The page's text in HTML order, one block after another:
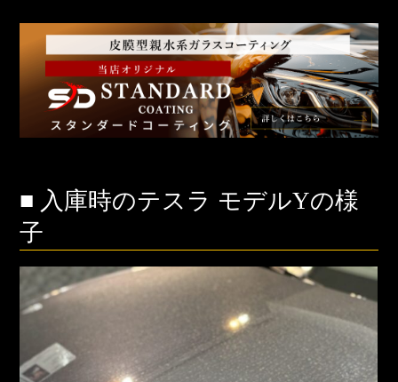
■ 入庫時のテスラ モデルYの様
子